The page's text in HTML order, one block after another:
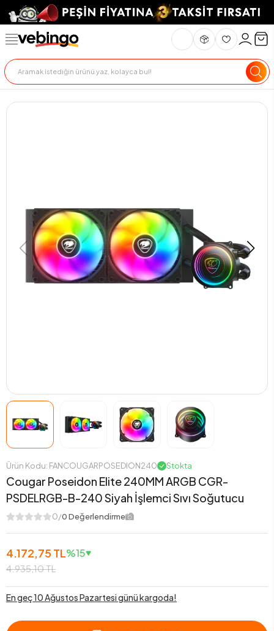
Ürün Kodu: FANCOUGARPOSEDION240 Stokta
Cougar Poseidon Elite 240MM ARGB CGR-
PSDELRGB-B-240 Siyah İşlemci Sıvı Soğutucu
0/0 Değerlendirme
4.172,75 TL
4.935,10 TL
%15
En geç 10 Ağustos Pazartesi günü kargoda!
Genel Bakış Ürün Açıklaması Teslimat Ve İade Ödeme